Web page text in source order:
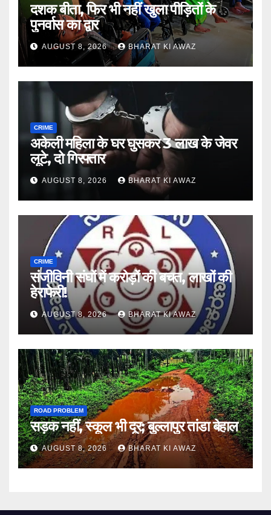
दशक बीता, फिर भी नहीं खुला पीड़ितों के
पुनर्वास का द्वार
AUGUST 8, 2026 BHARAT KI AWAZ
CRIME
अकेली महिला के घर घुसकर 3 लाख के जेवर
लूटे, दो गिरफ्तार
AUGUST 8, 2026 BHARAT KI AWAZ
CRIME
संजीविनी संघों में करोड़ों की बचत, लाखों की
हेराफेरी!
AUGUST 8, 2026 BHARAT KI AWAZ
ROAD PROBLEM
सड़क नहीं, स्कूल भी दूर; बुल्लापुर तांडा बेहाल
AUGUST 8, 2026 BHARAT KI AWAZ